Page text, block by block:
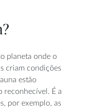
planeta onde o
criam condições
estão
reconhecível. É a
por exemplo, as